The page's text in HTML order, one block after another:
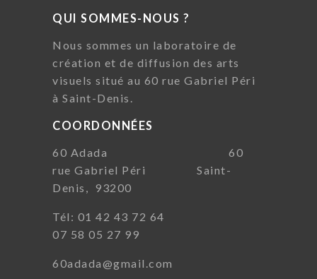
QUI SOMMES-NOUS ?
Nous sommes un laboratoire de
création et de diffusion des arts
visuels situé au 60 rue Gabriel Péri
à Saint-Denis.
COORDONNÉES
60 Adada 60
rue Gabriel Péri Saint-
Denis, 93200
Tél: 01 42 43 72 64
07 58 05 27 99
60adada@gmail.com